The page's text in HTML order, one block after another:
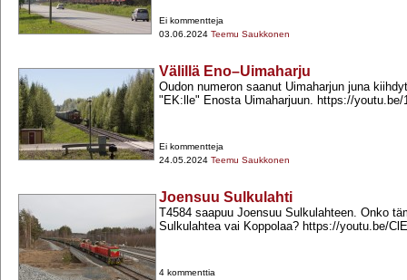
Ei kommentteja
03.06.2024 Teemu Saukkonen
Välillä Eno–Uimaharju
Oudon numeron saanut Uimaharjun juna
"EK:lle" Enosta Uimaharjuun. https://youtu.be/
Ei kommentteja
24.05.2024 Teemu Saukkonen
Joensuu Sulkulahti
T4584 saapuu Joensuu Sulkulahteen. Onko
Sulkulahtea vai Koppolaa? https://youtu.be/
4 kommenttia